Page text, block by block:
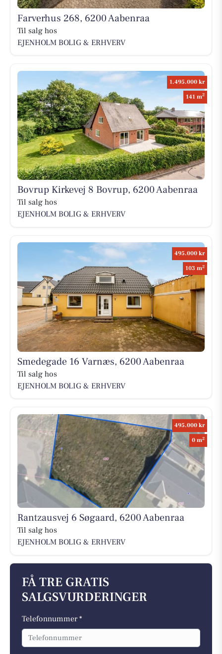
Farverhus 268, 6200 Aabenraa
Til salg hos
EJENHOLM BOLIG & ERHVERV
1.495.000 kr
141 m2
Bovrup Kirkevej 8 Bovrup, 6200 Aabenraa
Til salg hos
EJENHOLM BOLIG & ERHVERV
495.000 kr
103 m2
Smedegade 16 Varnæs, 6200 Aabenraa
Til salg hos
EJENHOLM BOLIG & ERHVERV
495.000 kr
0 m2
Rantzausvej 6 Søgaard, 6200 Aabenraa
Til salg hos
EJENHOLM BOLIG & ERHVERV
FÅ TRE GRATIS
SALGSVURDERINGER
Telefonnummer *